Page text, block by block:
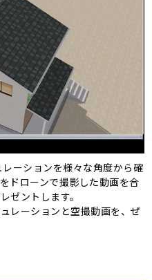
ーションを様々な角度から確
ドローンで撮影した動画を合
ゼントします。
レーションと空撮動画を、ぜ